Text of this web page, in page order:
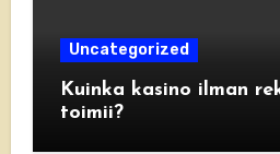
Uncategorized
Kuinka kasino ilman
toimii?